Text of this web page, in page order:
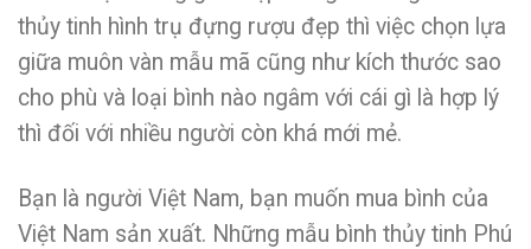
thủy tinh hình trụ đựng rượu đẹp thì việc chọn lựa
giữa muôn vàn mẫu mã cũng như kích thước sao
cho phù và loại bình nào ngâm với cái gì là hợp lý
thì đối với nhiều người còn khá mới mẻ.
Bạn là người Việt Nam, bạn muốn mua bình của
Việt Nam sản xuất. Những mẫu bình thủy tinh Phú